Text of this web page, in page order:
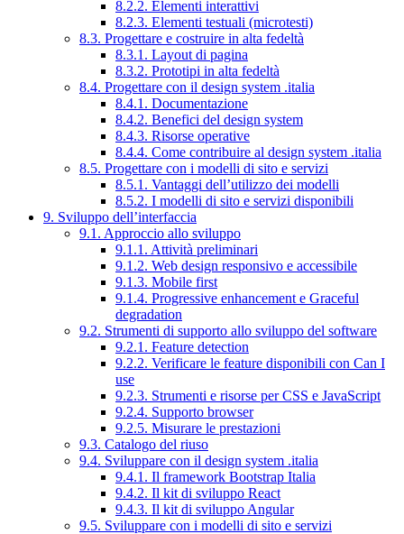
8.2.2. Elementi interattivi
8.2.3. Elementi testuali (microtesti)
8.3. Progettare e costruire in alta fedeltà
8.3.1. Layout di pagina
8.3.2. Prototipi in alta fedeltà
8.4. Progettare con il design system .italia
8.4.1. Documentazione
8.4.2. Benefici del design system
8.4.3. Risorse operative
8.4.4. Come contribuire al design system .italia
8.5. Progettare con i modelli di sito e servizi
8.5.1. Vantaggi dell’utilizzo dei modelli
8.5.2. I modelli di sito e servizi disponibili
9. Sviluppo dell’interfaccia
9.1. Approccio allo sviluppo
9.1.1. Attività preliminari
9.1.2. Web design responsivo e accessibile
9.1.3. Mobile first
9.1.4. Progressive enhancement e Graceful
degradation
9.2. Strumenti di supporto allo sviluppo del software
9.2.1. Feature detection
9.2.2. Verificare le feature disponibili con Can I
use
9.2.3. Strumenti e risorse per CSS e JavaScript
9.2.4. Supporto browser
9.2.5. Misurare le prestazioni
9.3. Catalogo del riuso
9.4. Sviluppare con il design system .italia
9.4.1. Il framework Bootstrap Italia
9.4.2. Il kit di sviluppo React
9.4.3. Il kit di sviluppo Angular
9.5. Sviluppare con i modelli di sito e servizi